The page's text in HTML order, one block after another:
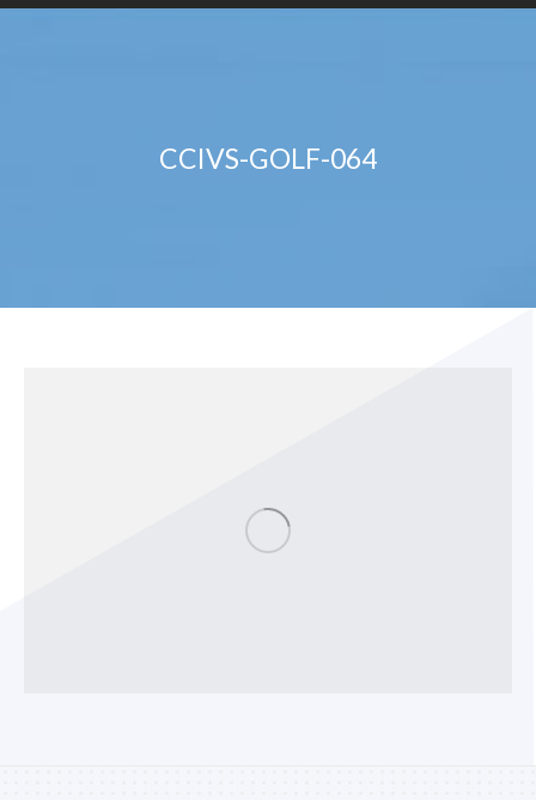
CCIVS-GOLF-064